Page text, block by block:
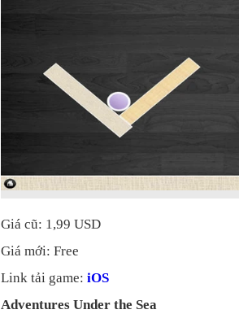
Giá cũ: 1,99 USD
Giá mới: Free
Link tải game: iOS
Adventures Under the Sea